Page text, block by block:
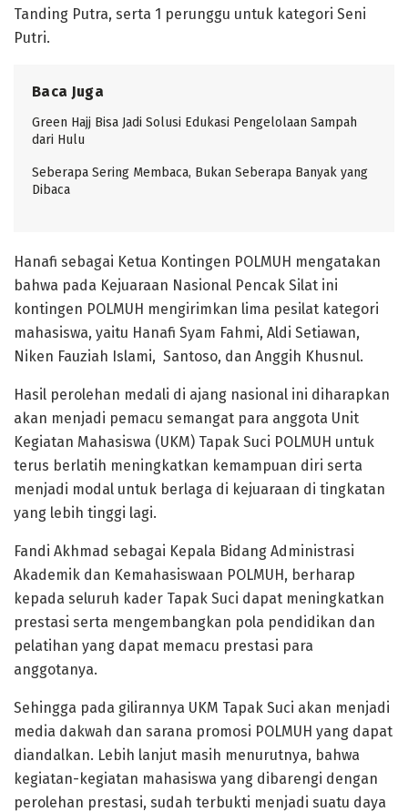
Tanding Putra, serta 1 perunggu untuk kategori Seni
Putri.
Baca Juga
Green Hajj Bisa Jadi Solusi Edukasi Pengelolaan Sampah
dari Hulu
Seberapa Sering Membaca, Bukan Seberapa Banyak yang
Dibaca
Hanafi sebagai Ketua Kontingen POLMUH mengatakan
bahwa pada Kejuaraan Nasional Pencak Silat ini
kontingen POLMUH mengirimkan lima pesilat kategori
mahasiswa, yaitu Hanafi Syam Fahmi, Aldi Setiawan,
Niken Fauziah Islami, Santoso, dan Anggih Khusnul.
Hasil perolehan medali di ajang nasional ini diharapkan
akan menjadi pemacu semangat para anggota Unit
Kegiatan Mahasiswa (UKM) Tapak Suci POLMUH untuk
terus berlatih meningkatkan kemampuan diri serta
menjadi modal untuk berlaga di kejuaraan di tingkatan
yang lebih tinggi lagi.
Fandi Akhmad sebagai Kepala Bidang Administrasi
Akademik dan Kemahasiswaan POLMUH, berharap
kepada seluruh kader Tapak Suci dapat meningkatkan
prestasi serta mengembangkan pola pendidikan dan
pelatihan yang dapat memacu prestasi para
anggotanya.
Sehingga pada gilirannya UKM Tapak Suci akan menjadi
media dakwah dan sarana promosi POLMUH yang dapat
diandalkan. Lebih lanjut masih menurutnya, bahwa
kegiatan-kegiatan mahasiswa yang dibarengi dengan
perolehan prestasi, sudah terbukti menjadi suatu daya